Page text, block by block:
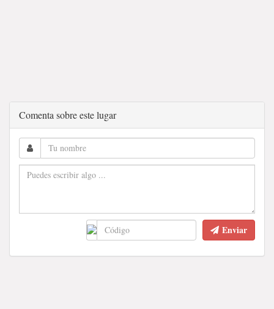
Comenta sobre este lugar
Enviar